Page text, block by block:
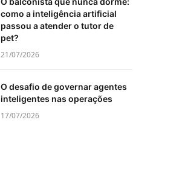
como a inteligência artificial
passou a atender o tutor de
pet?
21/07/2026
O desafio de governar agentes
inteligentes nas operações
17/07/2026